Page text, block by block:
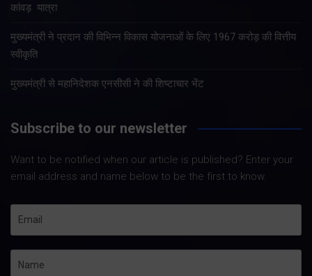
कांवड़ यात्रा
मुख्यमंत्री ने प्रदान की विभिन्न विकास योजनाओं के लिए 1967 करोड़ की वित्तीय
स्वीकृति
मुख्यमंत्री से महानिदेशक एनसीसी ने की शिष्टाचार भेंट
Subscribe to our newsletter
Want to be notified when our article is published? Enter your
email address and name below to be the first to know.